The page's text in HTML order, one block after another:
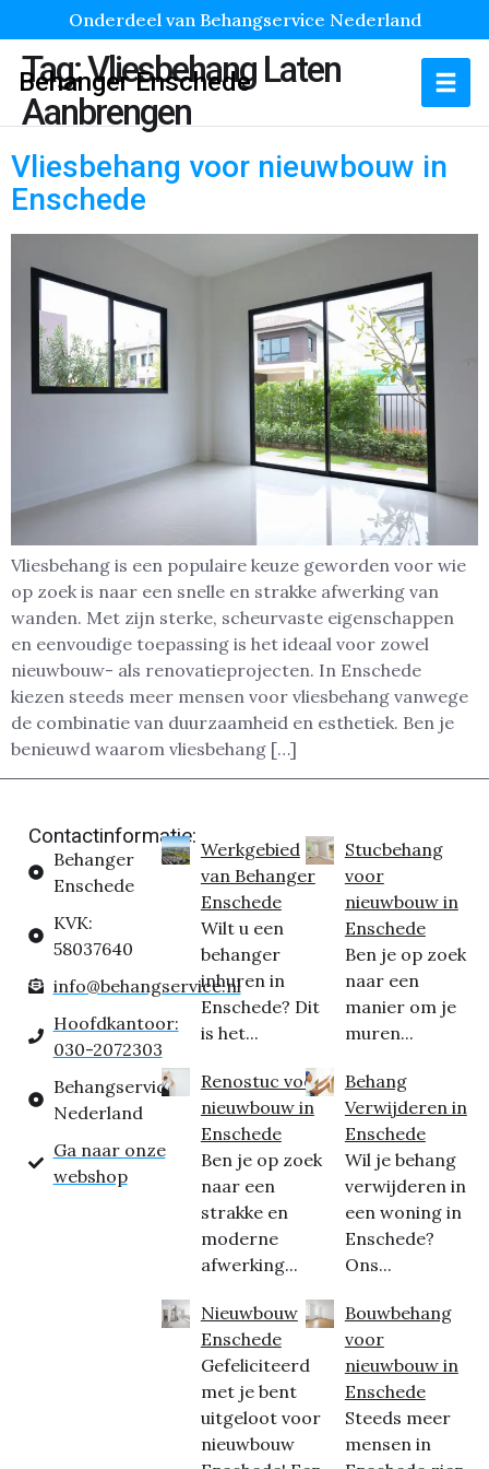
Onderdeel van Behangservice Nederland
Behanger Enschede
Tag:Vliesbehang Laten
Aanbrengen
Vliesbehang voor nieuwbouw in
Enschede
Vliesbehang is een populaire keuze geworden voor wie
op zoek is naar een snelle en strakke afwerking van
wanden. Met zijn sterke, scheurvaste eigenschappen
en eenvoudige toepassing is het ideaal voor zowel
nieuwbouw- als renovatieprojecten. In Enschede
kiezen steeds meer mensen voor vliesbehang vanwege
de combinatie van duurzaamheid en esthetiek. Ben je
benieuwd waarom vliesbehang […]
Contactinformatie:
Behanger
Enschede
KVK:
58037640
info@behangservice.nl
Hoofdkantoor:
030-2072303
Behangservice
Nederland
Ga naar onze
webshop
Werkgebied
van Behanger
Enschede
Wilt u een
behanger
inhuren in
Enschede? Dit
is het...
Renostuc voor
nieuwbouw in
Enschede
Ben je op zoek
naar een
strakke en
moderne
afwerking...
Nieuwbouw
Enschede
Gefeliciteerd
met je bent
uitgeloot voor
nieuwbouw
Stucbehang
voor
nieuwbouw in
Enschede
Ben je op zoek
naar een
manier om je
muren...
Behang
Verwijderen in
Enschede
Wil je behang
verwijderen in
een woning in
Enschede?
Ons...
Bouwbehang
voor
nieuwbouw in
Enschede
Steeds meer
mensen in